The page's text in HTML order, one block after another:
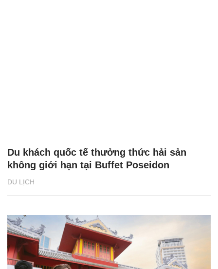
DU LỊCH
Du khách quốc tế thưởng thức hải sản
không giới hạn tại Buffet Poseidon